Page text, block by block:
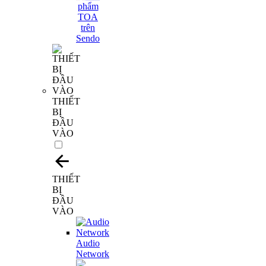
THIẾT
BỊ
ĐẦU
VÀO
THIẾT
BỊ
ĐẦU
VÀO
Audio
Network